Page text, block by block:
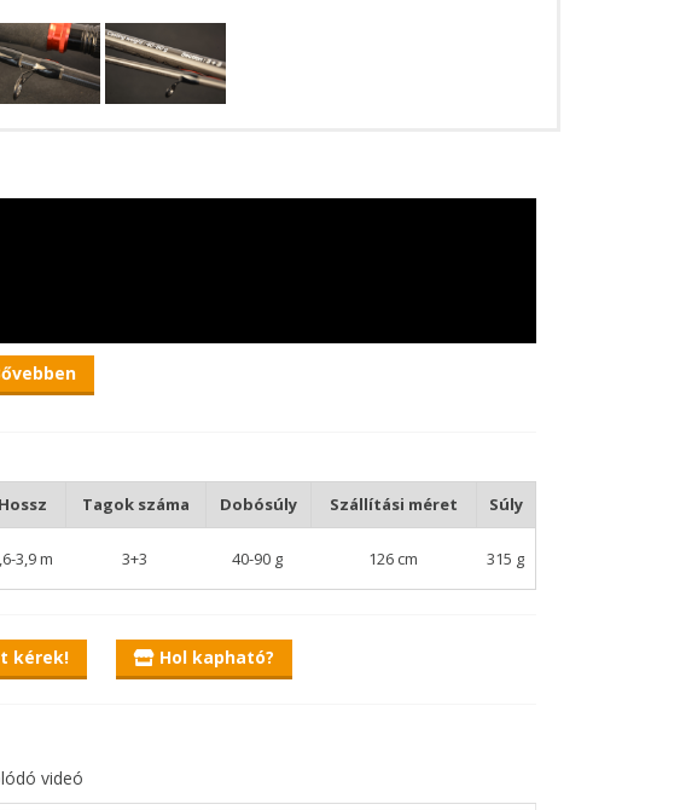
Hossz Tagok száma Dobósúly Szállítási méret Súly
3,9 m 3+3 40-90 g 126 cm 315 g
kérek! Hol kapható?
videó